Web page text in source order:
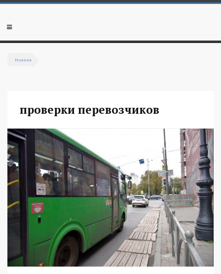
Перейти к основному содержанию
Мобильное
Главная
проверки перевозчиков